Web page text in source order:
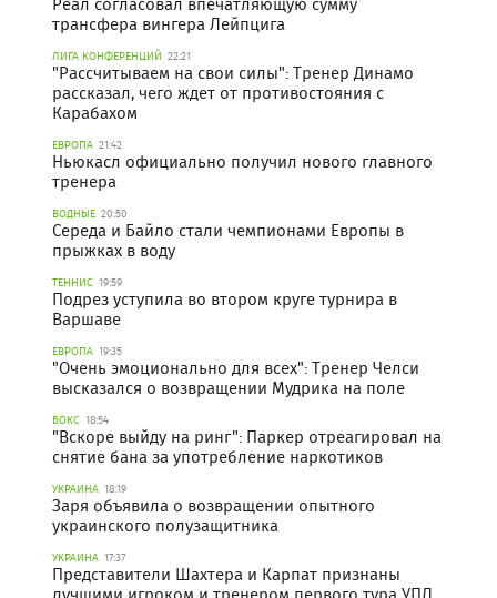
трансфера вингера Лейпцига
ЛИГА КОНФЕРЕНЦИЙ 22:21
"Рассчитываем на свои силы": Тренер Динамо
рассказал, чего ждет от противостояния с
Карабахом
ЕВРОПА 21:42
Ньюкасл официально получил нового главного
тренера
ВОДНЫЕ 20:50
Середа и Байло стали чемпионами Европы в
прыжках в воду
ТЕННИС 19:59
Подрез уступила во втором круге турнира в
Варшаве
ЕВРОПА 19:35
"Очень эмоционально для всех": Тренер Челси
высказался о возвращении Мудрика на поле
БОКС 18:54
"Вскоре выйду на ринг": Паркер отреагировал на
снятие бана за употребление наркотиков
УКРАИНА 18:19
Заря объявила о возвращении опытного
украинского полузащитника
УКРАИНА 17:37
Представители Шахтера и Карпат признаны